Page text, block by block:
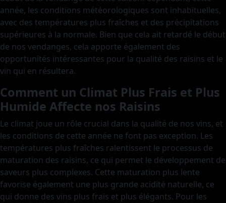
année, les conditions météorologiques sont inhabituelles,
avec des températures plus fraîches et des précipitations
supérieures à la normale. Bien que cela ait retardé le début
de nos vendanges, cela apporte également des
opportunités intéressantes pour la qualité des raisins et le
vin qui en résultera.
Comment un Climat Plus Frais et Plus
Humide Affecte nos Raisins
Le climat joue un rôle crucial dans la qualité de nos vins, et
les conditions de cette année ne font pas exception. Les
températures plus fraîches ralentissent le processus de
maturation des raisins, ce qui permet le développement de
saveurs plus complexes. Cette maturation plus lente
favorise également une plus grande acidité naturelle, ce
qui donne des vins plus frais et plus élégants. Pour les